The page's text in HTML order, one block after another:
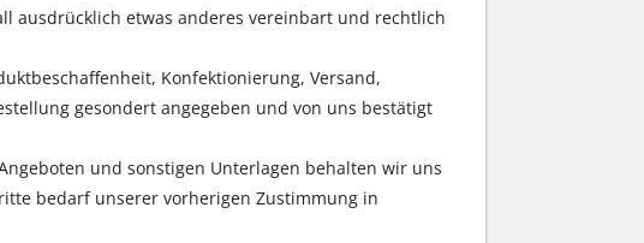
ausdrücklich etwas anderes vereinbart und rechtlich
Konfektionierung, Versand,
gesondert angegeben und von uns bestätigt
und sonstigen Unterlagen behalten wir uns
bedarf unserer vorherigen Zustimmung in